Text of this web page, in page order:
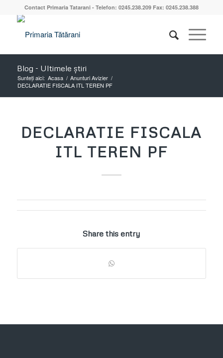
Contact Primaria Tatarani - Telefon: 0245.238.209 Fax: 0245.238.388
Blog - Ultimele știri
Sunteți aici: Acasa / Anunturi Avizier /
DECLARATIE FISCALA ITL TEREN PF
DECLARATIE FISCALA
ITL TEREN PF
Share this entry